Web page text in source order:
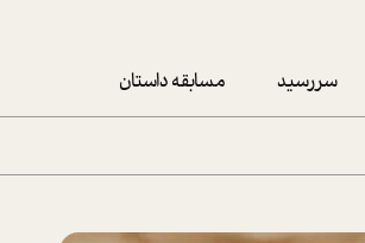
سررسید مسابقه داستان